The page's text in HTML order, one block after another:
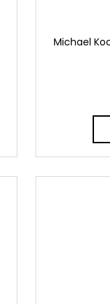
Michael